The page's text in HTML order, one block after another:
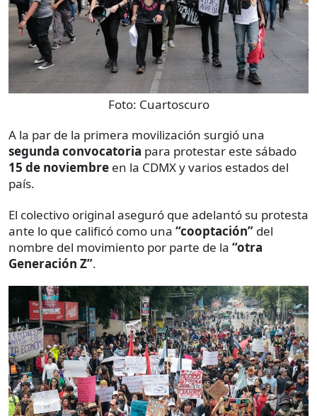
Foto: Cuartoscuro
A la par de la primera movilización surgió una
segunda convocatoria para protestar este sábado
15 de noviembre en la CDMX y varios estados del
país.
El colectivo original aseguró que adelantó su protesta
ante lo que calificó como una “cooptación” del
nombre del movimiento por parte de la “otra
Generación Z”.